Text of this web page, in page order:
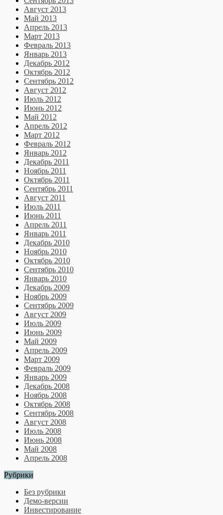
Август 2013
Май 2013
Апрель 2013
Март 2013
Февраль 2013
Январь 2013
Декабрь 2012
Октябрь 2012
Сентябрь 2012
Август 2012
Июль 2012
Июнь 2012
Май 2012
Апрель 2012
Март 2012
Февраль 2012
Январь 2012
Декабрь 2011
Ноябрь 2011
Октябрь 2011
Сентябрь 2011
Август 2011
Июль 2011
Июнь 2011
Апрель 2011
Январь 2011
Декабрь 2010
Ноябрь 2010
Октябрь 2010
Сентябрь 2010
Январь 2010
Декабрь 2009
Ноябрь 2009
Сентябрь 2009
Август 2009
Июль 2009
Июнь 2009
Май 2009
Апрель 2009
Март 2009
Февраль 2009
Январь 2009
Декабрь 2008
Ноябрь 2008
Октябрь 2008
Сентябрь 2008
Август 2008
Июль 2008
Июнь 2008
Май 2008
Апрель 2008
Рубрики
Без рубрики
Демо-версии
Инвестирование